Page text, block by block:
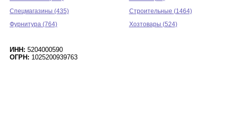
Спецмагазины (435)
Строительные (1464)
Фурнитура (764)
Хозтовары (524)
ИНН: 5204000590
ОГРН: 1025200939763